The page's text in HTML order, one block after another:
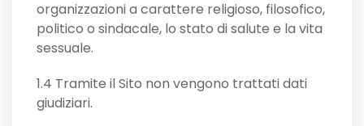
organizzazioni a carattere religioso, filosofico,
politico o sindacale, lo stato di salute e la vita
sessuale.
1.4 Tramite il Sito non vengono trattati dati
giudiziari.